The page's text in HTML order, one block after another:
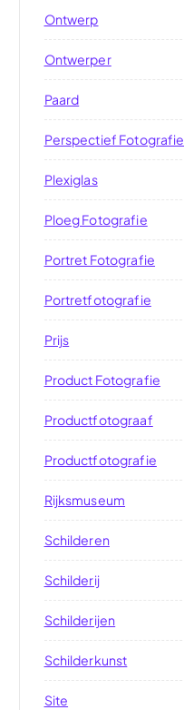
Ontwerp
Ontwerper
Paard
Perspectief Fotografie
Plexiglas
Ploeg Fotografie
Portret Fotografie
Portretfotografie
Prijs
Product Fotografie
Productfotograaf
Productfotografie
Rijksmuseum
Schilderen
Schilderij
Schilderijen
Schilderkunst
Site